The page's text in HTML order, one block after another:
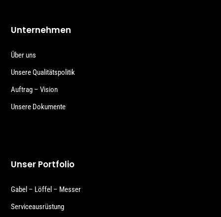
Unternehmen
Über uns
Unsere Qualitätspolitik
Auftrag – Vision
Unsere Dokumente
Unser Portfolio
Gabel – Löffel – Messer
Serviceausrüstung